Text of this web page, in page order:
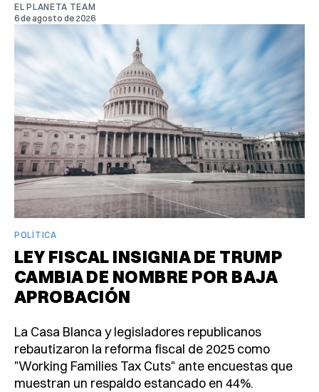
EL PLANETA TEAM
6 de agosto de 2026
POLÍTICA
LEY FISCAL INSIGNIA DE TRUMP
CAMBIA DE NOMBRE POR BAJA
APROBACIÓN
La Casa Blanca y legisladores republicanos
rebautizaron la reforma fiscal de 2025 como
"Working Families Tax Cuts" ante encuestas que
muestran un respaldo estancado en 44%.